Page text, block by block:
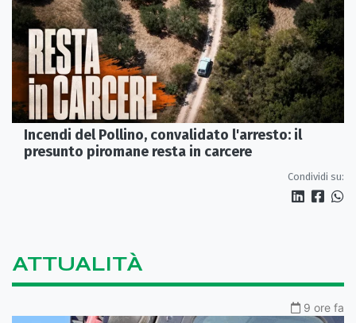
Incendi del Pollino, convalidato l'arresto: il
presunto piromane resta in carcere
Condividi su:
ATTUALITÀ
9 ore fa